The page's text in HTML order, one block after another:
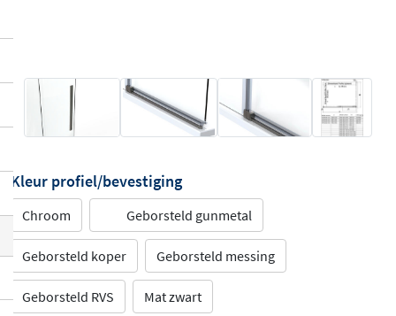
Kleur profiel/bevestiging
Chroom Geborsteld gunmetal
Geborsteld koper Geborsteld messing
Geborsteld RVS Mat zwart